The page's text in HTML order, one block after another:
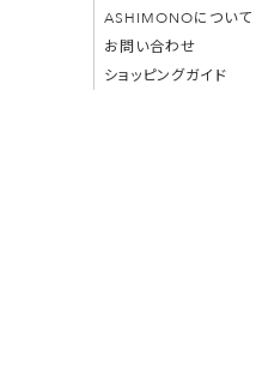
ASHIMONOについて
お問い合わせ
ショッピングガイド